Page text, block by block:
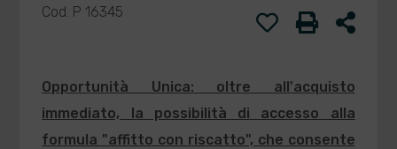
Cod. P 16345
Opportunità Unica: oltre all'acquisto
immediato, la possibilità di accesso alla
formula "affitto con riscatto", che consente